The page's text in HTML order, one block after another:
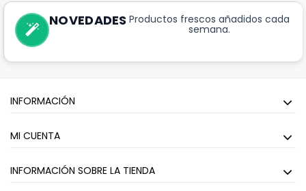
NOVEDADES Productos frescos añadidos cada
semana.
INFORMACIÓN
MI CUENTA
INFORMACIÓN SOBRE LA TIENDA